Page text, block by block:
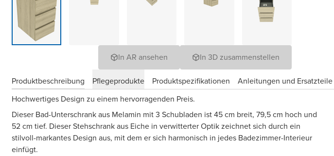
In AR ansehen In 3D zusammenstellen
Produktbeschreibung Pflegeprodukte Produktspezifikationen Anleitungen und Ersatzteile
Hochwertiges Design zu einem hervorragenden Preis.
Dieser Bad-Unterschrank aus Melamin mit 3 Schubladen ist 45 cm breit, 79,5 cm hoch und
52 cm tief. Dieser Stehschrank aus Eiche in verwitterter Optik zeichnet sich durch ein
stilvoll-markantes Design aus, mit dem er sich harmonisch in jedes Badezimmer-Interieur
einfügt.